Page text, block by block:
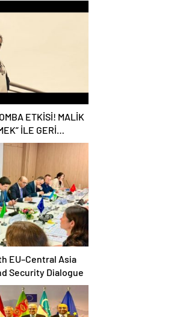
ETKİSİ! MALİK
İLE GERİ
EU–Central Asia
Security Dialogue